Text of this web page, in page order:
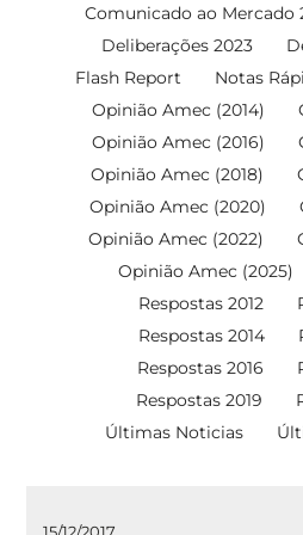
Comunicado ao Mercado
Deliberações 2023
Flash Report
Notas
Opinião Amec (2014)
Opinião Amec (2016)
Opinião Amec (2018)
Opinião Amec (2020)
Opinião Amec (2022)
Opinião Amec (2025)
Respostas 2012
Respostas 2014
Respostas 2016
Respostas 2019
Últimas Noticias